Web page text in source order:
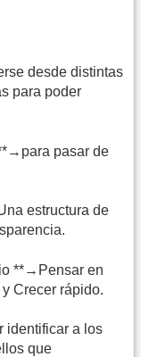
desde distintas
para poder
pasar de
estructura de
**→Pensar en
Crecer rápido.
identificar a los
que